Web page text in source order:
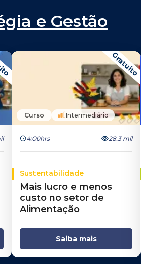
e Gestão
Gratuito
Curso Intermediário
4:00hrs 28.3 mil
Sustentabilidade
Mais lucro e menos
custo no setor de
Alimentação
Saiba mais